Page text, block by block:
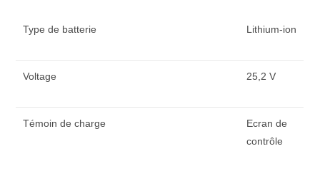
Type de batterie Lithium-ion
Voltage 25,2 V
Témoin de charge
Ecran de
contrôle